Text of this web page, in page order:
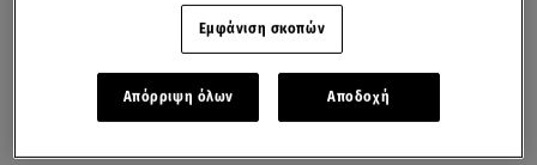
Εμφάνιση σκοπών
Απόρριψη όλων Αποδοχή